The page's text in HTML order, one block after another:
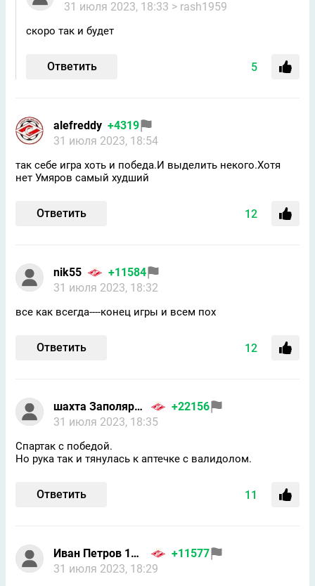
31 июля 2023, 18:33 > rash1959
скоро так и будет
Ответить 5
alefreddy +4319
31 июля 2023, 18:54
так себе игра хоть и победа.И выделить некого.Хотя
нет Умяров самый худший
Ответить 12
nik55
+11584
31 июля 2023, 18:32
все как всегда----конец игры и всем пох
Ответить 12
шахта Заполярная
+22156
31 июля 2023, 18:35
Спартак с победой.
Но рука так и тянулась к аптечке с валидолом.
Ответить 11
Иван Петров 1986
+11577
31 июля 2023, 18:29